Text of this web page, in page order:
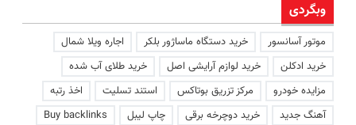
وبگردی
موتور آسانسور خرید دستگاه ماساژور بلکر
اجاره ویلا شمال
خرید ادکلن
خرید لوازم آرایشی اصل
خرید طلای آب شده
مزایده خودرو
مرکز تزریق بوتاکس استند تسلیت
اخذ رتبه
آهنگ جدید
خرید دوچرخه برقی چاپ لیبل
Buy backlinks